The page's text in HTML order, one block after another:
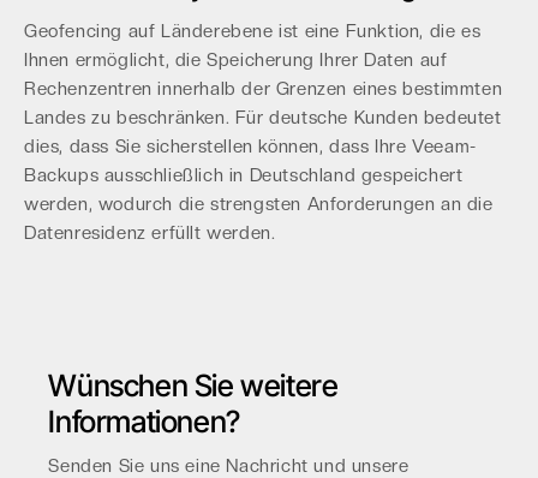
Geofencing auf Länderebene ist eine Funktion, die es
Ihnen ermöglicht, die Speicherung Ihrer Daten auf
Rechenzentren innerhalb der Grenzen eines bestimmten
Landes zu beschränken. Für deutsche Kunden bedeutet
dies, dass Sie sicherstellen können, dass Ihre Veeam-
Backups ausschließlich in Deutschland gespeichert
werden, wodurch die strengsten Anforderungen an die
Datenresidenz erfüllt werden.
Wünschen Sie weitere
Informationen?
Senden Sie uns eine Nachricht und unsere